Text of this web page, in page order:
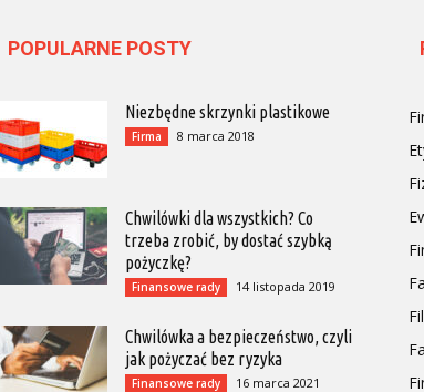
POPULARNE POSTY
Niezbędne skrzynki plastikowe
Firma 8 marca 2018
Chwilówki dla wszystkich? Co
trzeba zrobić, by dostać szybką
pożyczkę?
Finansowe rady 14 listopada 2019
Chwilówka a bezpieczeństwo, czyli
jak pożyczać bez ryzyka
Finansowe rady 16 marca 2021